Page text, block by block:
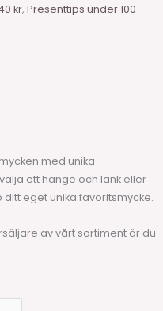
kr, Presenttips under 100
med unika
ett hänge och länk eller
eget unika favoritsmycke.
av vårt sortiment är du